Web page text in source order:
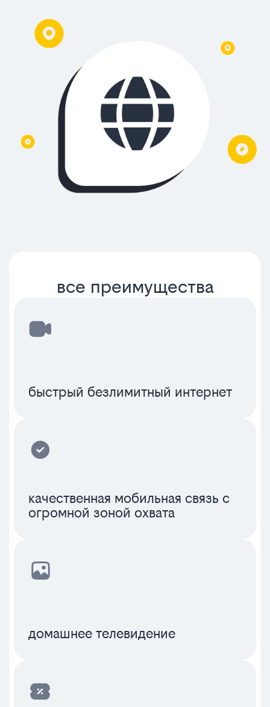
все преимущества
быстрый безлимитный интернет
качественная мобильная связь с
огромной зоной охвата
домашнее телевидение